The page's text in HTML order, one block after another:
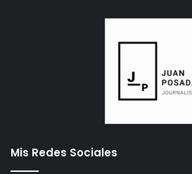
Mis Redes Sociales